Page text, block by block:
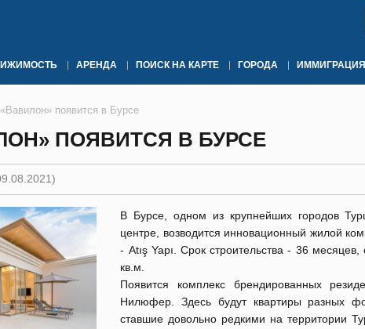
АРЕНДА ПОИСК НА КАРТЕ ГОРОДА ИММИГРАЦИЯ
появится в Бурсе
ПОЯВИТСЯ В БУРСЕ
В Бурсе, одном из крупнейших городов
центре, возводится инновационный жилой
- Atış Yapı. Срок строительства - 36
кв.м.
Появится комплекс брендированных
Нилюфер. Здесь будут квартиры разных
ставшие довольно редкими на территории